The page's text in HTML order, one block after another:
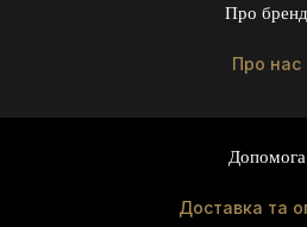
Про бренд
Про нас
Допомога
Доставка та